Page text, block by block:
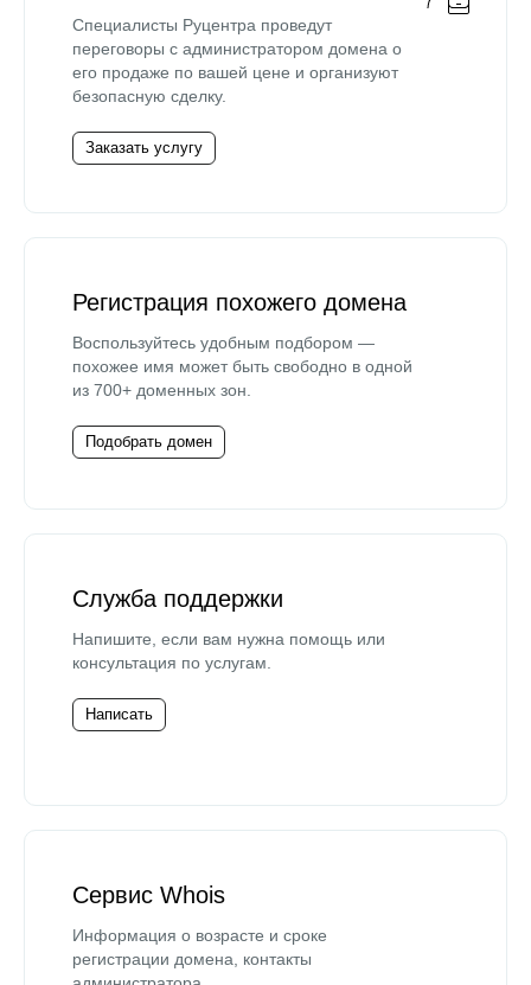
Специалисты Руцентра проведут
переговоры с администратором домена о
его продаже по вашей цене и организуют
безопасную сделку.
Заказать услугу
Регистрация похожего домена
Воспользуйтесь удобным подбором —
похожее имя может быть свободно в одной
из 700+ доменных зон.
Подобрать домен
Служба поддержки
Напишите, если вам нужна помощь или
консультация по услугам.
Написать
Сервис Whois
Информация о возрасте и сроке
регистрации домена, контакты